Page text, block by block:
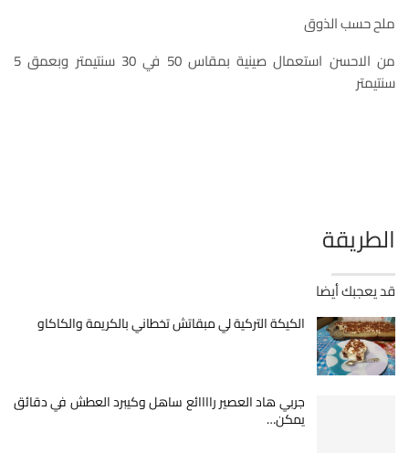
ملح حسب الذوق
من الاحسن استعمال صينية بمقاس 50 في 30 سنتيمتر وبعمق 5
سنتيمتر
الطريقة
قد يعجبك أيضا
الكيكة التركية لي مبقاتش تخطاني بالكريمة والكاكاو
جربي هاد العصير راااائع ساهل وكيبرد العطش في دقائق
يمكن…